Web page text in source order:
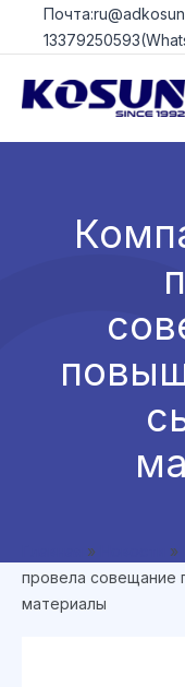
Перейти
» »
провела совещание
материалы